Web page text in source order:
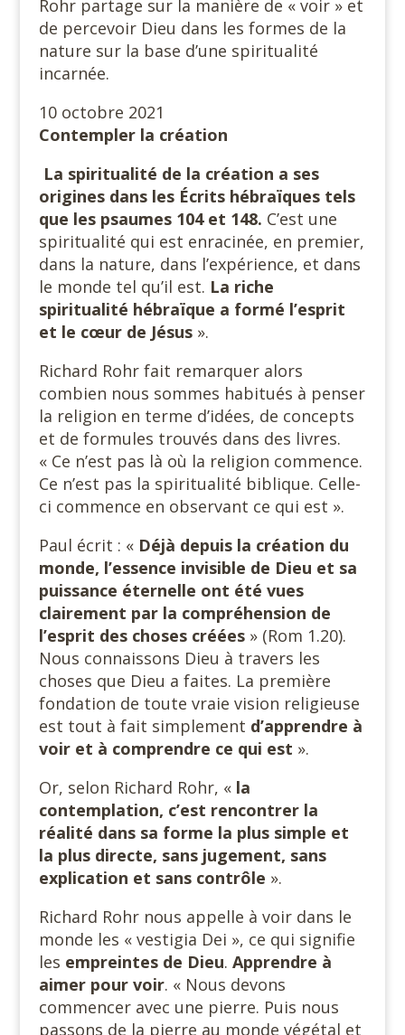
Rohr partage sur la manière de « voir » et
de percevoir Dieu dans les formes de la
nature sur la base d’une spiritualité
incarnée.
10 octobre 2021
Contempler la création
La spiritualité de la création a ses
origines dans les Écrits hébraïques tels
que les psaumes 104 et 148. C’est une
spiritualité qui est enracinée, en premier,
dans la nature, dans l’expérience, et dans
le monde tel qu’il est. La riche
spiritualité hébraïque a formé l’esprit
et le cœur de Jésus ».
Richard Rohr fait remarquer alors
combien nous sommes habitués à penser
la religion en terme d’idées, de concepts
et de formules trouvés dans des livres.
« Ce n’est pas là où la religion commence.
Ce n’est pas la spiritualité biblique. Celle-
ci commence en observant ce qui est ».
Paul écrit : « Déjà depuis la création du
monde, l’essence invisible de Dieu et sa
puissance éternelle ont été vues
clairement par la compréhension de
l’esprit des choses créées » (Rom 1.20).
Nous connaissons Dieu à travers les
choses que Dieu a faites. La première
fondation de toute vraie vision religieuse
est tout à fait simplement d’apprendre à
voir et à comprendre ce qui est ».
Or, selon Richard Rohr, « la
contemplation, c’est rencontrer la
réalité dans sa forme la plus simple et
la plus directe, sans jugement, sans
explication et sans contrôle ».
Richard Rohr nous appelle à voir dans le
monde les « vestigia Dei », ce qui signifie
les empreintes de Dieu. Apprendre à
aimer pour voir. « Nous devons
commencer avec une pierre. Puis nous
passons de la pierre au monde végétal et